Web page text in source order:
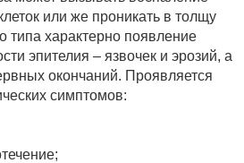
или же проникать в толщу
типа характерно появление
эпителия – язвочек и эрозий, а
окончаний. Проявляется
симптомов: